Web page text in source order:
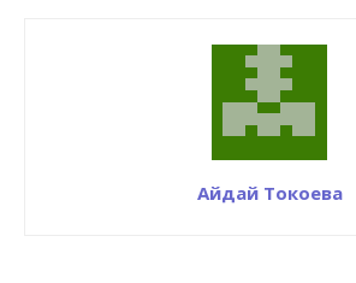
Айдай Токоева